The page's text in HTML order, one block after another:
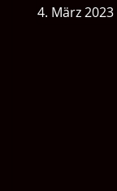
4. März 2023